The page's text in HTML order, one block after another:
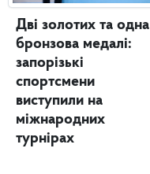
Дві золотих та одна
бронзова медалі:
запорізькі
спортсмени
виступили на
міжнародних
турнірах